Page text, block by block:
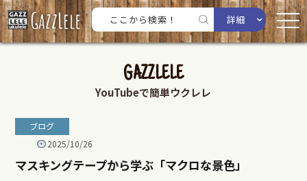
詳細
GAZZLELE
YouTubeで簡単ウクレレ
ブログ
2025/10/26
マスキングテープから学ぶ「マクロな景色」